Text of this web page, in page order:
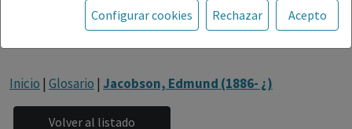
referida a productos del mercado español y, por
tanto, dirigida a profesionales sanitarios legalmente
facultados para prescribir o dispensar medicamentos
fármacos se facilita a título meramente informativo,
siendo responsabilidad de los profesionales
Configurar cookies Rechazar Acepto
Inicio | Glosario | Jacobson, Edmund (1886- ¿)